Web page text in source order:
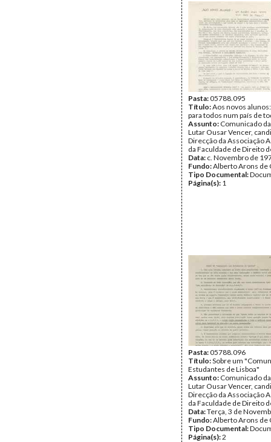
Pasta:05788.095
Título:Aos novos
para todos num país de
Assunto: Comunicado
Lutar Ousar Vencer,
Direcção da Associação
da Faculdade de Direito
Data: c. Novembro de
Fundo:Alberto Arons de
Tipo Documental:
Página(s): 1
Pasta:05788.096
Título:Sobre um
Estudantes de Lisboa"
Assunto: Comunicado
Lutar Ousar Vencer,
Direcção da Associação
da Faculdade de Direito
Data:Terça, 3 de
Fundo:Alberto Arons de
Tipo Documental:
Página(s):2